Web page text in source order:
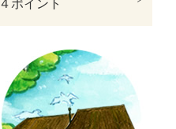
４ポイント